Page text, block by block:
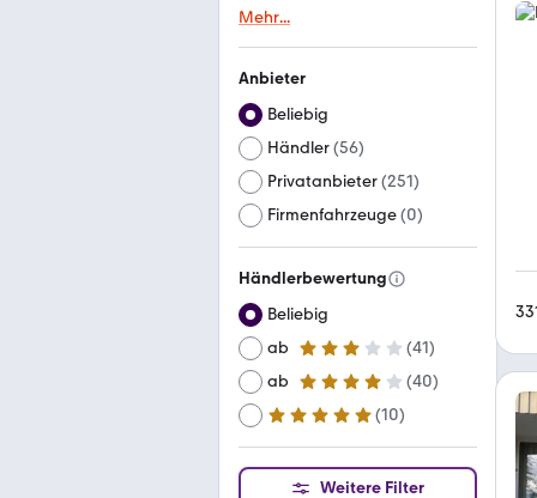
Mehr...
Anbieter
Beliebig
Händler(56)
Privatanbieter(251)
Firmenfahrzeuge(0)
Händlerbewertung
Beliebig
ab
3 Sterne (41)
ab
4 Sterne (40)
ab
5 Sterne (10)
Weitere Filter